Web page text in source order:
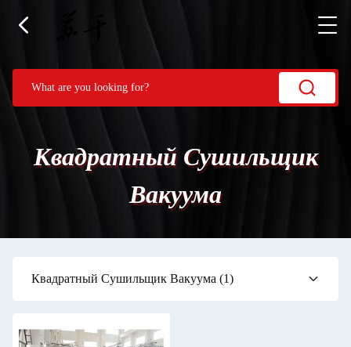
Квадратный Сушильщик
Вакуума
Квадратный Сушильщик Вакуума (1)